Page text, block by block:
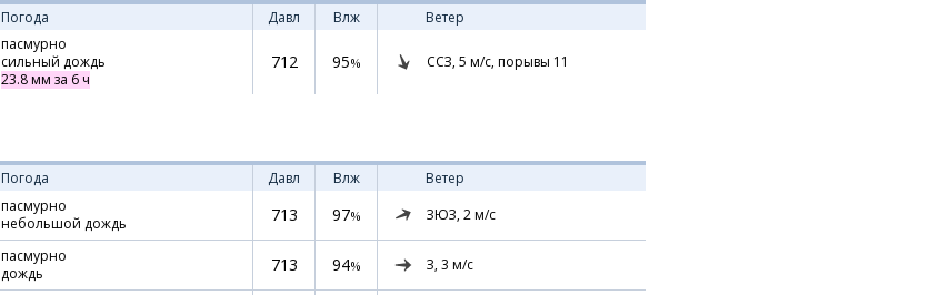
Погода Давл Влж Ветер
пасмурно
сильный дождь
23.8 мм за 6 ч
712 95% ССЗ, 5 м/с, порывы 11
Погода Давл Влж
Ветер
пасмурно
небольшой дождь
713 97% ЗЮЗ, 2м/с
пасмурно
дождь
713 94% З, 3 м/с